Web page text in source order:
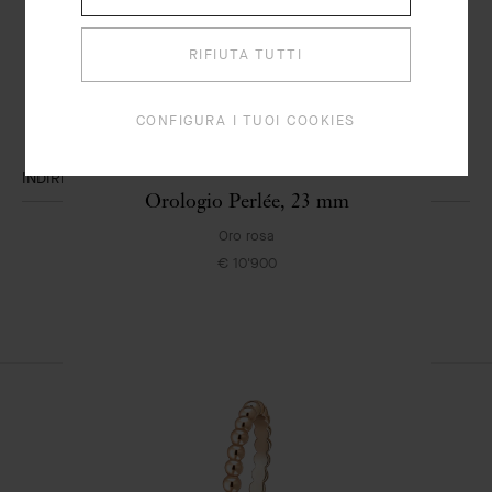
LA NEWSLETTER VAN CLEEF & ARPELS
Esplori l’universo incantato della Maison: collezioni, eventi e segreti
& Arpels.
INDIRIZZO E-MAIL
Iscriversi
Cleef
&
Arpels
Orologio Perlée, 23 mm
Oro rosa
€ 10'900
RIFIUTA TUTTI
CONFIGURA I TUOI COOKIES